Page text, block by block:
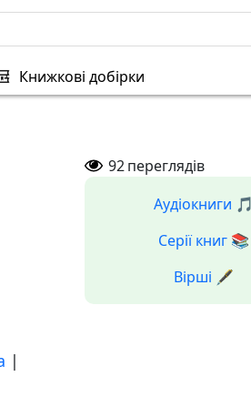
Книжкові добірки
|
92переглядів
Аудіокниги 🎵
Серії книг 📚
Вірші 🖋️